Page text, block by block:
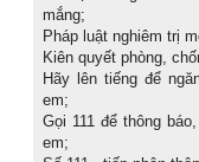
mắng;
Pháp luật nghiêm trị
Kiên quyết phòng,
Hãy lên tiếng để
em;
Gọi 111 để thông
em;